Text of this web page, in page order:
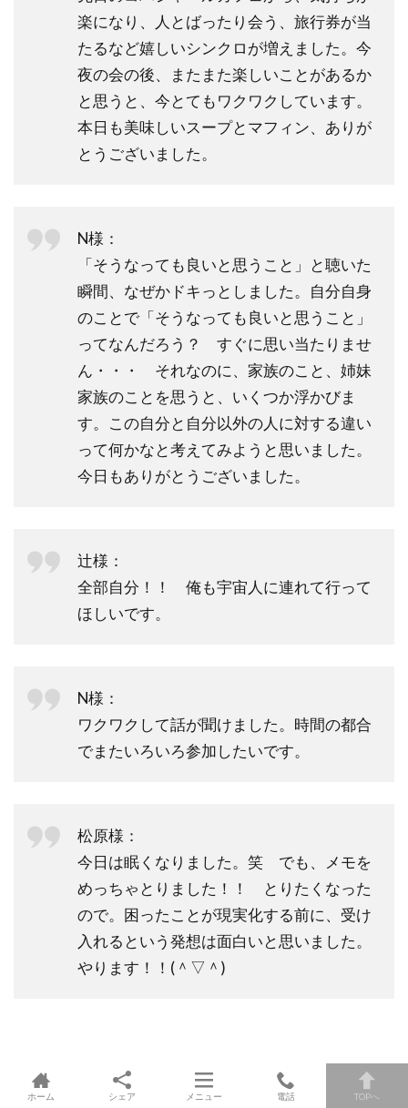
楽になり、人とばったり会う、旅行券が当
たるなど嬉しいシンクロが増えました。今
夜の会の後、またまた楽しいことがあるか
と思うと、今とてもワクワクしています。
本日も美味しいスープとマフィン、ありが
とうございました。
N様：
「そうなっても良いと思うこと」と聴いた
瞬間、なぜかドキっとしました。自分自身
のことで「そうなっても良いと思うこと」
ってなんだろう？ すぐに思い当たりませ
ん・・・ それなのに、家族のこと、姉妹
家族のことを思うと、いくつか浮かびま
す。この自分と自分以外の人に対する違い
って何かなと考えてみようと思いました。
今日もありがとうございました。
辻様：
全部自分！！ 俺も宇宙人に連れて行って
ほしいです。
N様：
ワクワクして話が聞けました。時間の都合
でまたいろいろ参加したいです。
松原様：
今日は眠くなりました。笑 でも、メモを
めっちゃとりました！！ とりたくなった
ので。困ったことが現実化する前に、受け
入れるという発想は面白いと思いました。
やります！！(＾▽＾)
ホーム シェア メニュー 電話 TOPへ